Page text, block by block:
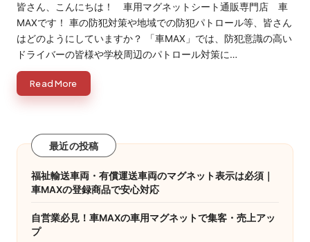
皆さん、こんにちは！ 車用マグネットシート通販専門店 車
MAXです！ 車の防犯対策や地域での防犯パトロール等、皆さん
はどのようにしていますか？ 「車MAX」では、防犯意識の高い
ドライバーの皆様や学校周辺のパトロール対策に…
Read More
最近の投稿
福祉輸送車両・有償運送車両のマグネット表示は必須｜
車MAXの登録商品で安心対応
自営業必見！車MAXの車用マグネットで集客・売上アッ
プ